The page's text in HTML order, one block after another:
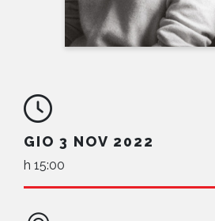
GIO 3 NOV 2022
h 15:00